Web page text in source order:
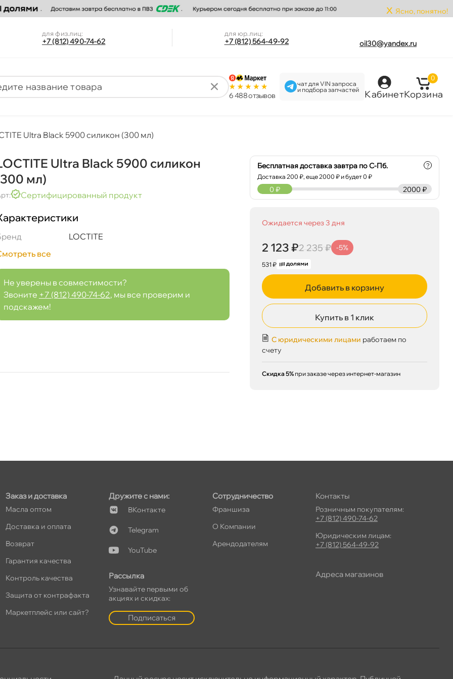
x Ясно, понятно!
для физ.лиц:
+7 (812) 490-74-62
для юр.лиц:
+7 (812) 564-49-92 oil30@yandex.ru
6 488 отзыво
чат для VIN запроса
и подбора запчастей
Кабинет
0
Корзина
Ultra Black 5900 силикон (300 мл)
Ultra Black 5900 силикон
мл)
Сертифицированный продукт
LOCTITE
все
Не уверены в совместимости?
Звоните +7 (812) 490-74-62, мы все проверим и
подскажем!
Бесплатная доставка завтра по С-Пб.
Доставка200 ₽, еще2000 ₽ и будет 0 ₽
?
2000 ₽
0 ₽
Ожидается через 3 дня
2 123 ₽2 235 ₽ -5%
531 ₽
Добавить в корзину
Купить в 1 клик
С юридическими лицами работаем по
счету
Скидка 5% при заказе через интернет-магазин
2 123 ₽2 235 ₽
08.08 (при заказе от 2000₽) Сегодня, 08.08
Заказ и доставка
Масла оптом
Доставка и оплата
озврат
Гарантия качества
Контроль качества
Защита от контрафакта
Маркетплейс или сайт?
Дружите с нами:
Контакте
Telegram
YouTube
Рассылка
Узнавайте первыми о
акциях и скидках:
Подписаться
Сотрудничество
Франшиза
О Компании
Арендодателям
Контакты
Розничным покупателям:
+7 (812) 490-74-62
Юридическим лицам:
+7 (812) 564-49-92
Адреса магазино